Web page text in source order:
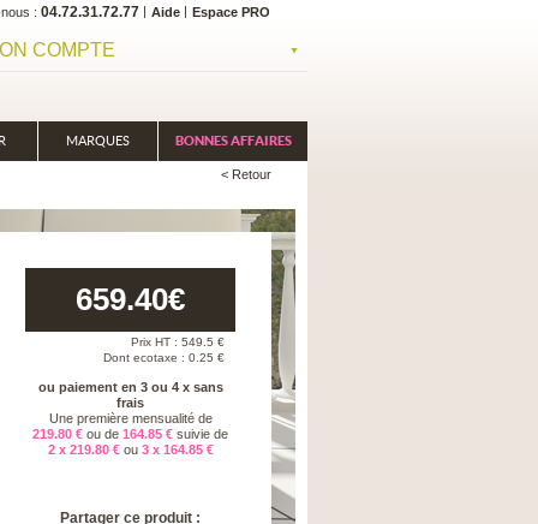
04.72.31.72.77 Aide Espace PRO
COMPTE
MARQUES BONNES AFFAIRES
< Retour
659.40€
Prix HT : 549.5 €
Dont ecotaxe : 0.25 €
ou paiement en 3 ou 4 x sans
frais
Une première mensualité de
219.80 € ou de 164.85 € suivie de
2 x 219.80 €ou 3 x 164.85 €
Partager ce produit :